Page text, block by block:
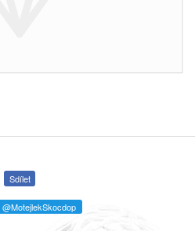
Sdílet
@MotejlekSkocdop